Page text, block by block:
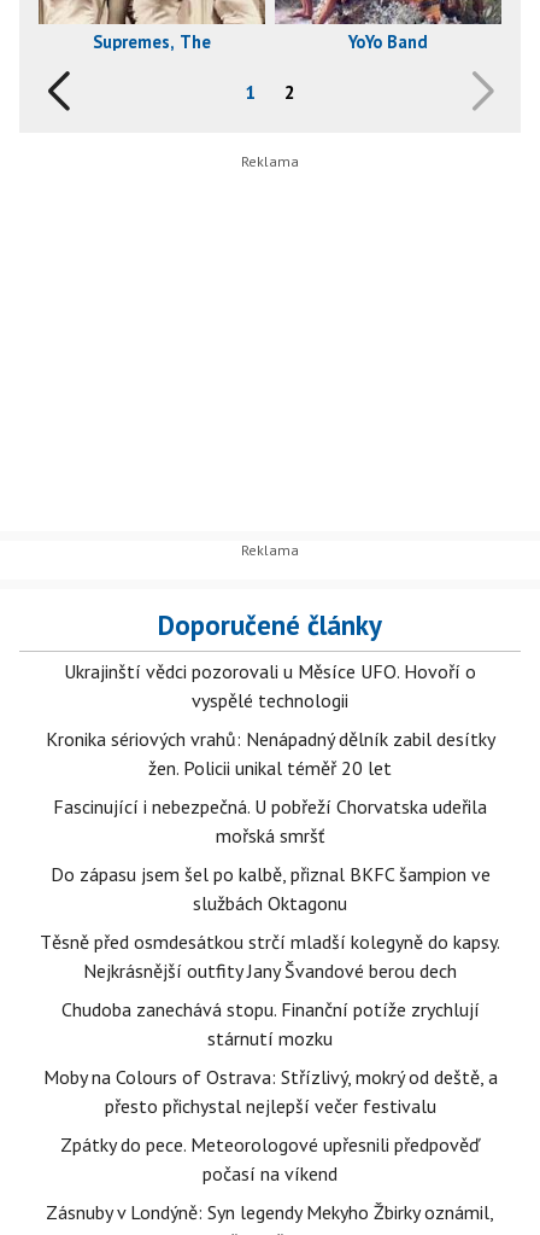
Supremes, The YoYo Band
1 2
Doporučené články
Ukrajinští vědci pozorovali u Měsíce UFO. Hovoří o
vyspělé technologii
Kronika sériových vrahů: Nenápadný dělník zabil desítky
žen. Policii unikal téměř 20 let
Fascinující i nebezpečná. U pobřeží Chorvatska udeřila
mořská smršť
Do zápasu jsem šel po kalbě, přiznal BKFC šampion ve
službách Oktagonu
Těsně před osmdesátkou strčí mladší kolegyně do kapsy.
Nejkrásnější outfity Jany Švandové berou dech
Chudoba zanechává stopu. Finanční potíže zrychlují
stárnutí mozku
Moby na Colours of Ostrava: Střízlivý, mokrý od deště, a
přesto přichystal nejlepší večer festivalu
Zpátky do pece. Meteorologové upřesnili předpověď
počasí na víkend
Zásnuby v Londýně: Syn legendy Mekyho Žbirky oznámil,